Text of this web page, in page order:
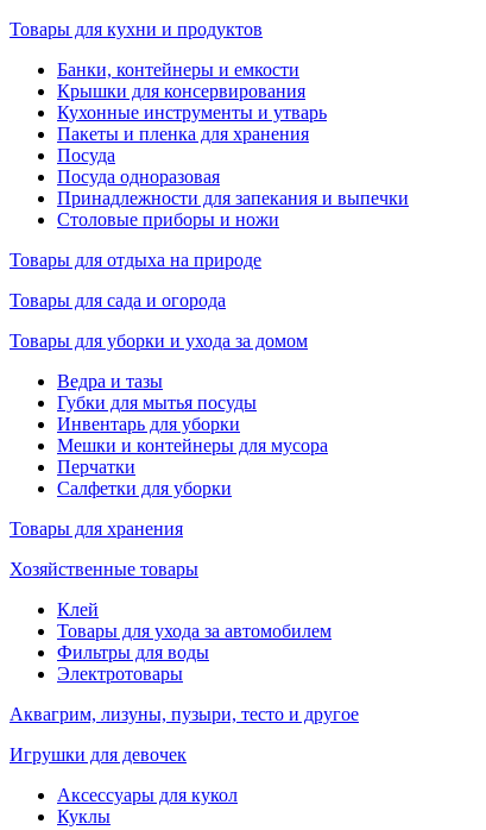
Товары для кухни и продуктов
Банки, контейнеры и емкости
Крышки для консервирования
Кухонные инструменты и утварь
Пакеты и пленка для хранения
Посуда
Посуда одноразовая
Принадлежности для запекания и выпечки
Столовые приборы и ножи
Товары для отдыха на природе
Товары для сада и огорода
Товары для уборки и ухода за домом
Ведра и тазы
Губки для мытья посуды
Инвентарь для уборки
Мешки и контейнеры для мусора
Перчатки
Салфетки для уборки
Товары для хранения
Хозяйственные товары
Клей
Товары для ухода за автомобилем
Фильтры для воды
Электротовары
Аквагрим, лизуны, пузыри, тесто и другое
Игрушки для девочек
Аксессуары для кукол
Куклы